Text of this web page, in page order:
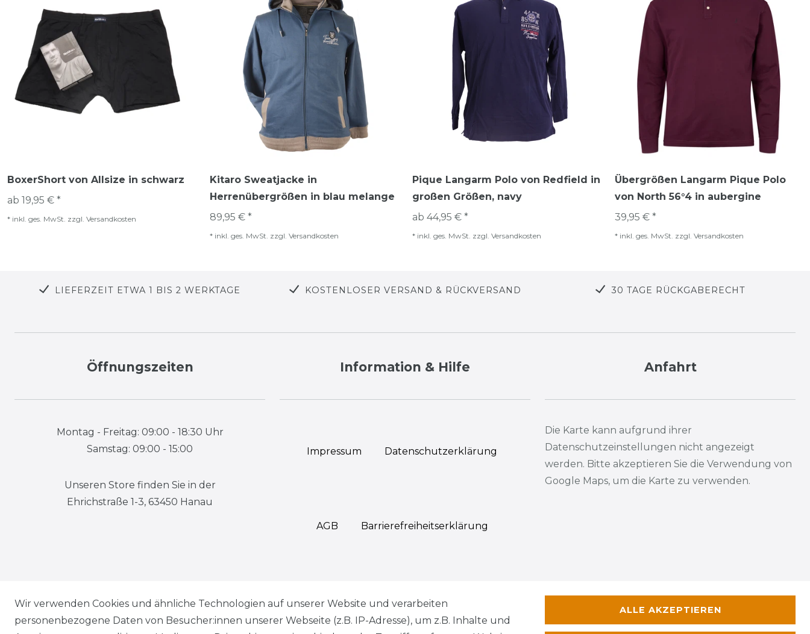
BoxerShort von Allsize in schwarz
ab 19,95 € *
* inkl. ges. MwSt. zzgl. Versandkosten
Kitaro Sweatjacke in
Herrenübergrößen in blau melange
89,95 € *
* inkl. ges. MwSt. zzgl. Versandkosten
Pique Langarm Polo von Redfield in
großen Größen, navy
ab 44,95 € *
* inkl. ges. MwSt. zzgl. Versandkosten
Übergrößen Langarm Pique Polo
von North 56°4 in aubergine
39,95 € *
* inkl. ges. MwSt. zzgl. Versandkosten
Wir verwenden Cookies und ähnliche Technologien auf unserer Website und verarbeiten
personenbezogene Daten von Besucher:innen unserer Webseite (z.B. IP-Adresse), um z.B. Inhalte und
ALLE AKZEPTIEREN
LIEFERZEIT ETWA 1 BIS 2 WERKTAGE KOSTENLOSER VERSAND & RÜCKVERSAND 30 TAGE RÜCKGABERECHT
Öffnungszeiten
Montag - Freitag: 09:00 - 18:30 Uhr
Samstag: 09:00 - 15:00
Unseren Store finden Sie in der
Ehrichstraße 1-3, 63450 Hanau
Information & Hilfe
Impressum Daten­schutz­erklärung
AGB Barrierefreiheitserklärung
Widerrufs­recht
Anfahrt
Die Karte kann aufgrund ihrer
Datenschutzeinstellungen nicht angezeigt
werden. Bitte akzeptieren Sie die Verwendung von
Google Maps, um die Karte zu verwenden.